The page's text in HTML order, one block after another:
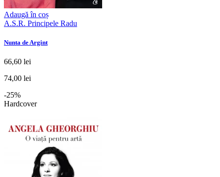
Adaugă în coș
A.S.R. Principele Radu
Nunta de Argint
66,60 lei
74,00 lei
-25%
Hardcover